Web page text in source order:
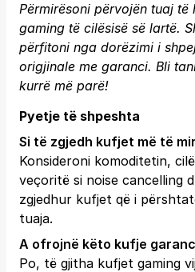
Përmirësoni përvojën tuaj të
gaming të cilësisë së lartë.
përfitoni nga dorëzimi i
origjinale me garanci. Bli
kurrë më parë!
Pyetje të shpeshta
Si të zgjedh kufjet më të
Konsideroni komoditetin,
veçoritë si noise cancelling
zgjedhur kufjet që i
tuaja.
A ofrojnë këto kufje
Po, të gjitha kufjet gaming